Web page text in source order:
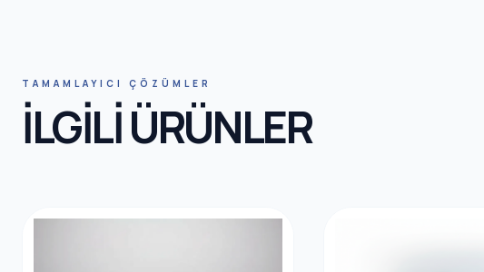
TAMAMLAYICI ÇÖZÜMLER
İLGİLİ ÜRÜNLER